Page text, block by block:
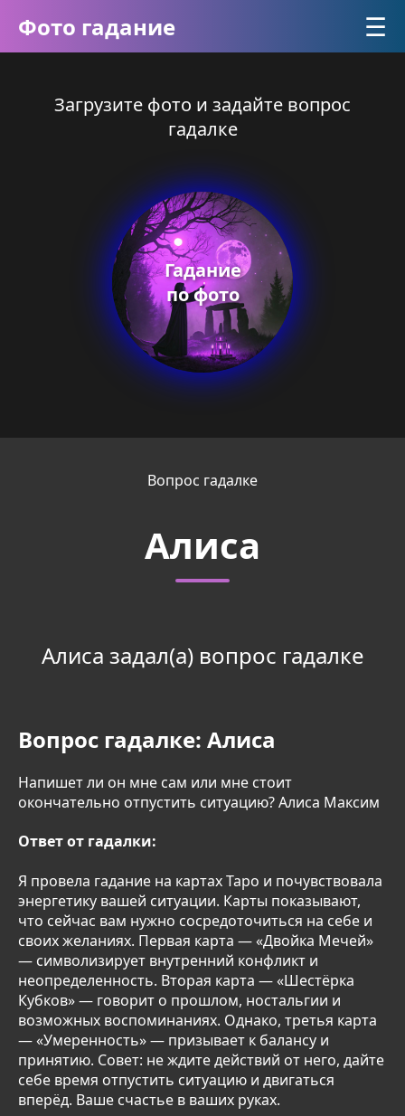
Фото гадание ☰
Загрузите фото и задайте вопрос
гадалке
Гадание
по фото
Вопрос гадалке
Алиса
Алиса задал(а) вопрос гадалке
Вопрос гадалке: Алиса
Напишет ли он мне сам или мне стоит
окончательно отпустить ситуацию? Алиса Максим
Ответ от гадалки:
Я провела гадание на картах Таро и почувствовала
энергетику вашей ситуации. Карты показывают,
что сейчас вам нужно сосредоточиться на себе и
своих желаниях. Первая карта — «Двойка Мечей»
— символизирует внутренний конфликт и
неопределенность. Вторая карта — «Шестёрка
Кубков» — говорит о прошлом, ностальгии и
возможных воспоминаниях. Однако, третья карта
— «Умеренность» — призывает к балансу и
принятию. Совет: не ждите действий от него, дайте
себе время отпустить ситуацию и двигаться
вперёд. Ваше счастье в ваших руках.